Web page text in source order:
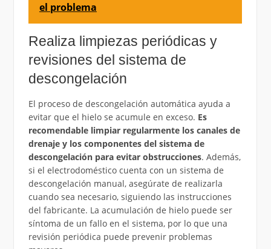
el problema
Realiza limpiezas periódicas y
revisiones del sistema de
descongelación
El proceso de descongelación automática ayuda a
evitar que el hielo se acumule en exceso. Es
recomendable limpiar regularmente los canales de
drenaje y los componentes del sistema de
descongelación para evitar obstrucciones. Además,
si el electrodoméstico cuenta con un sistema de
descongelación manual, asegúrate de realizarla
cuando sea necesario, siguiendo las instrucciones
del fabricante. La acumulación de hielo puede ser
síntoma de un fallo en el sistema, por lo que una
revisión periódica puede prevenir problemas